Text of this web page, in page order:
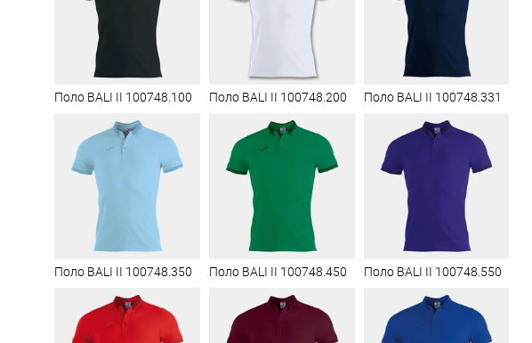
Поло BALI II 100748.100 Поло BALI II 100748.200 Поло BALI II 100748.331
Поло BALI II 100748.350 Поло BALI II 100748.450 Поло BALI II 100748.550